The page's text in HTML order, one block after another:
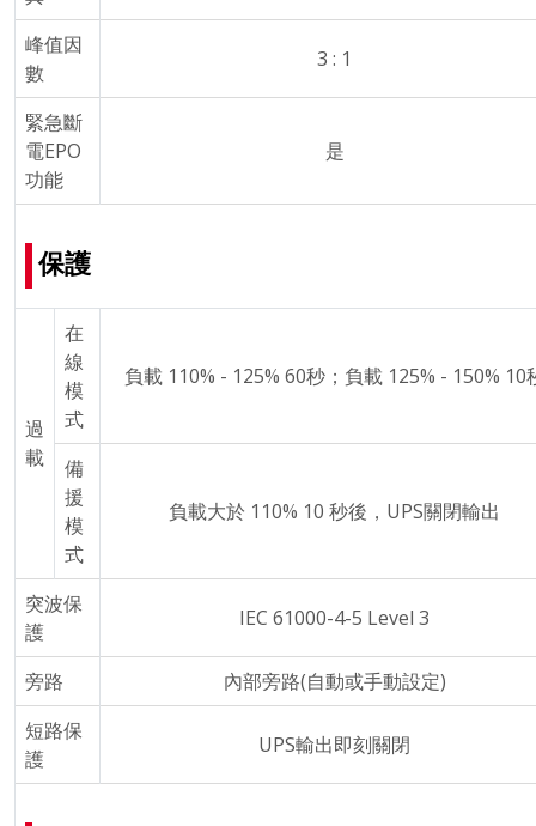
峰值因
數
3 : 1
緊急斷
電EPO
功能
是
保護
過
載
在
線
模
式
負載 110% - 125% 60秒；負載 125% - 150% 10
備
援
模
式
負載大於 110% 10 秒後，UPS關閉輸出
突波保
護
IEC 61000-4-5 Level 3
旁路
內部旁路(自動或手動設定)
短路保
護
UPS輸出即刻關閉